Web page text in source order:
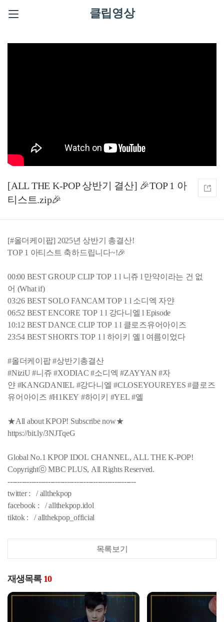
클립영상
[ALL THE K-POP 상반기 결산] 🎉TOP 1 아
티스트.zip🎉
[#올더케이팝] 2025년 상반기 총결산!
TOP 1 아티스트 축하드립니다~!🎉
00:00 BEST GROUP CLIP TOP 1 l 니쥬 l 만약이라는 건 없
어 (What if)
03:26 BEST SOLO FANCAM TOP 1 l 소디엑 자얀
06:52 BEST ENCORE TOP 1 l 강다니엘 l Episode
10:12 BEST DANCE CLIP TOP 1 l 클로즈유어아이즈
23:54 BEST SHORTS TOP 1 l 하이키 옐 l 여름이었다
#올더케이팝 #상반기총결산
#NiziU #니쥬 #XODIAC #소디엑 #ZAYYAN #자
얀 #KANGDANIEL #강다니엘 #CLOSEYOUREYES #클로즈
유어아이즈 #H1KEY #하이키 #YEL #옐
★All about KPOP! Subscribe now★
https://bit.ly/3NJTqeG
Global No.1 KPOP IDOL CHANNEL, ALL THE K-POP!
Copyrightⓒ MBC PLUS, All Rights Reserved.
------------------------------------------------------
twitter : / allthekpop
facebook : / allthekpop.idol
tiktok : / allthekpop_official
목록보기
재생목록 10